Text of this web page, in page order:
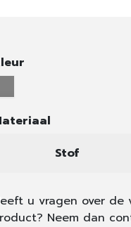
Stof
u vragen over de
Neem dan